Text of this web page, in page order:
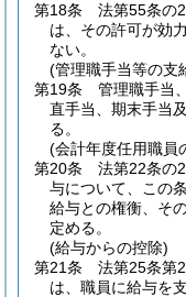
第18条
法第55条の
は、その許可が効
ない。
(管理職手当等の支
第19条
管理職手当
直手当、期末手当
る。
(会計年度任用職員
第20条
法第22条の
与について、この
給与との権衡、そ
定める。
(給与からの控除)
第21条
法第25条第
は、職員に給与を